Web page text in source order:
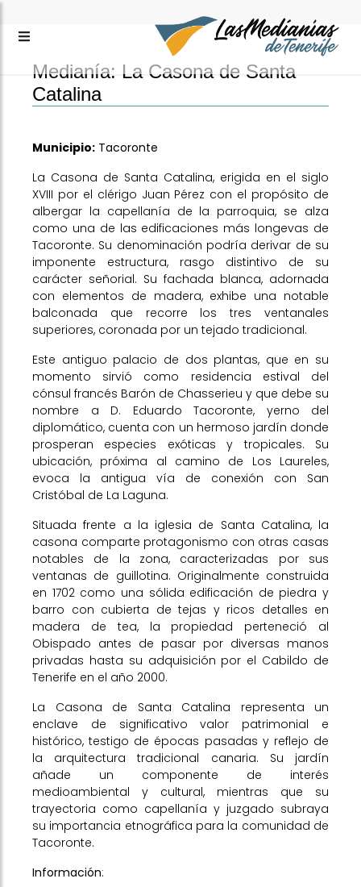
Medianía: La Casona de Santa
Catalina
Municipio: Tacoronte
La Casona de Santa Catalina, erigida en el siglo
XVIII por el clérigo Juan Pérez con el propósito de
albergar la capellanía de la parroquia, se alza
como una de las edificaciones más longevas de
Tacoronte. Su denominación podría derivar de su
imponente estructura, rasgo distintivo de su
carácter señorial. Su fachada blanca, adornada
con elementos de madera, exhibe una notable
balconada que recorre los tres ventanales
superiores, coronada por un tejado tradicional.
Este antiguo palacio de dos plantas, que en su
momento sirvió como residencia estival del
cónsul francés Barón de Chasserieu y que debe su
nombre a D. Eduardo Tacoronte, yerno del
diplomático, cuenta con un hermoso jardín donde
prosperan especies exóticas y tropicales. Su
ubicación, próxima al camino de Los Laureles,
evoca la antigua vía de conexión con San
Cristóbal de La Laguna.
Situada frente a la iglesia de Santa Catalina, la
casona comparte protagonismo con otras casas
notables de la zona, caracterizadas por sus
ventanas de guillotina. Originalmente construida
en 1702 como una sólida edificación de piedra y
barro con cubierta de tejas y ricos detalles en
madera de tea, la propiedad perteneció al
Obispado antes de pasar por diversas manos
privadas hasta su adquisición por el Cabildo de
Tenerife en el año 2000.
La Casona de Santa Catalina representa un
enclave de significativo valor patrimonial e
histórico, testigo de épocas pasadas y reflejo de
la arquitectura tradicional canaria. Su jardín
añade un componente de interés
medioambiental y cultural, mientras que su
trayectoria como capellanía y juzgado subraya
su importancia etnográfica para la comunidad de
Tacoronte.
Información: